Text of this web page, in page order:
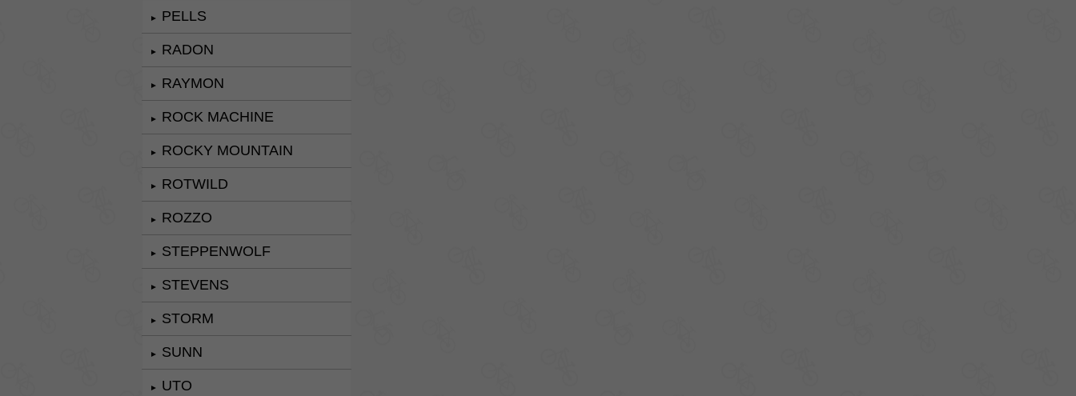
► PELLS
► RADON
► RAYMON
► ROCK MACHINE
► ROCKY MOUNTAIN
► ROTWILD
► ROZZO
► STEPPENWOLF
► STEVENS
► STORM
► SUNN
► UTO